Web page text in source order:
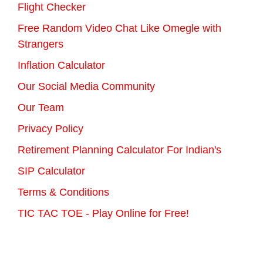
Flight Checker
Free Random Video Chat Like Omegle with
Strangers
Inflation Calculator
Our Social Media Community
Our Team
Privacy Policy
Retirement Planning Calculator For Indian's
SIP Calculator
Terms & Conditions
TIC TAC TOE - Play Online for Free!